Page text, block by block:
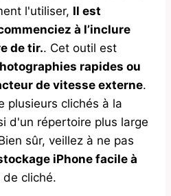
l'utiliser, Il est
à l’inclure
de tir.. Cet outil est
rapides ou
de vitesse externe.
plusieurs clichés à la
d'un répertoire plus large
sûr, veillez à ne pas
iPhone facile à
de cliché.